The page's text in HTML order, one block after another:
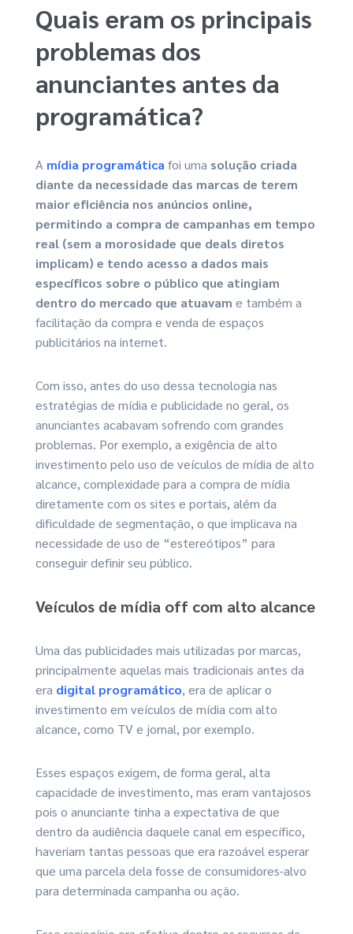
Quais eram os principais
problemas dos
anunciantes antes da
programática?
A mídia programática foi uma solução criada
diante da necessidade das marcas de terem
maior eficiência nos anúncios online,
permitindo a compra de campanhas em tempo
real (sem a morosidade que deals diretos
implicam) e tendo acesso a dados mais
específicos sobre o público que atingiam
dentro do mercado que atuavam e também a
facilitação da compra e venda de espaços
publicitários na internet.
Com isso, antes do uso dessa tecnologia nas
estratégias de mídia e publicidade no geral, os
anunciantes acabavam sofrendo com grandes
problemas. Por exemplo, a exigência de alto
investimento pelo uso de veículos de mídia de alto
alcance, complexidade para a compra de mídia
diretamente com os sites e portais, além da
dificuldade de segmentação, o que implicava na
necessidade de uso de “estereótipos” para
conseguir definir seu público.
Veículos de mídia off com alto alcance
Uma das publicidades mais utilizadas por marcas,
principalmente aquelas mais tradicionais antes da
era digital programático, era de aplicar o
investimento em veículos de mídia com alto
alcance, como TV e jornal, por exemplo.
Esses espaços exigem, de forma geral, alta
capacidade de investimento, mas eram vantajosos
pois o anunciante tinha a expectativa de que
dentro da audiência daquele canal em específico,
haveriam tantas pessoas que era razoável esperar
que uma parcela dela fosse de consumidores-alvo
para determinada campanha ou ação.